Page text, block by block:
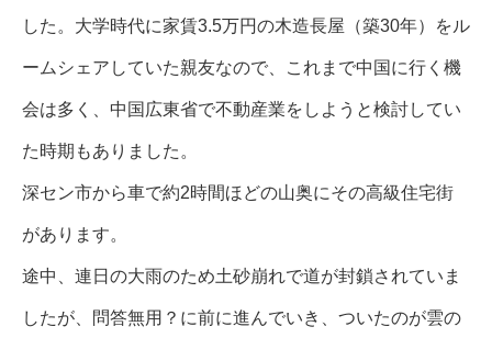
した。大学時代に家賃3.5万円の木造長屋（築30年）をル
ームシェアしていた親友なので、これまで中国に行く機
会は多く、中国広東省で不動産業をしようと検討してい
た時期もありました。
深セン市から車で約2時間ほどの山奥にその高級住宅街
があります。
途中、連日の大雨のため土砂崩れで道が封鎖されていま
したが、問答無用？に前に進んでいき、ついたのが雲の